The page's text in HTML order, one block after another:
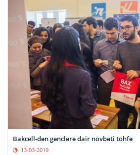
Bakcell-dən gənclərə dair növbəti töhfə
13-03-2019